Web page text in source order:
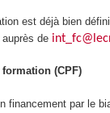
est déjà bien
de
(CPF)
financement par le